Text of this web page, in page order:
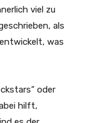
viel zu
als
was
oder
hilft,